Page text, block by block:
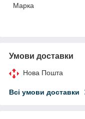
Марка
Умови доставки
Нова Пошта
Всі умови доставки